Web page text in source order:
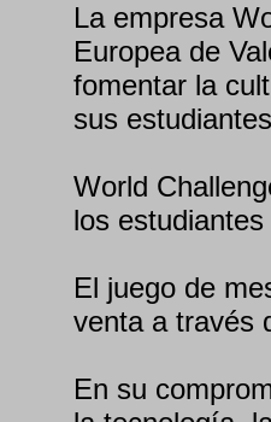
La empresa
Europea de
fomentar la
sus
World
los
El juego de
venta a través
En su